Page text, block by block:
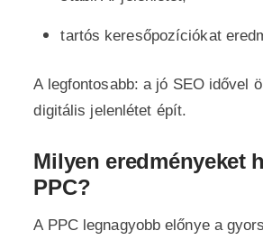
tartós keresőpozíciókat
A legfontosabb: a jó SEO idővel
digitális jelenlétet épít.
Milyen eredményeket
PPC?
A PPC legnagyobb előnye a